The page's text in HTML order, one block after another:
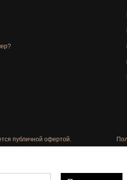
публичной офертой.